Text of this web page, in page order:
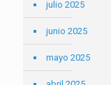
julio 2025
junio 2025
mayo 2025